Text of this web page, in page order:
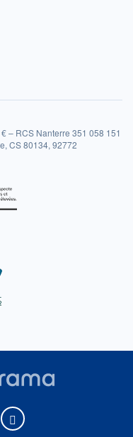
– RCS Nanterre 351 058 151
CS 80134, 92772
Facebook
sur X
Boursorama sur